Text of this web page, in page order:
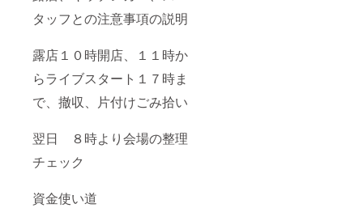
タッフとの注意事項の説明
露店１０時開店、１１時か
らライブスタート１７時ま
で、撤収、片付けごみ拾い
翌日 ８時より会場の整理
チェック
資金使い道